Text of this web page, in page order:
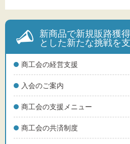
新商品で新規販路獲
とした新たな挑戦を
商工会の経営支援
入会のご案内
商工会の支援メニュー
商工会の共済制度